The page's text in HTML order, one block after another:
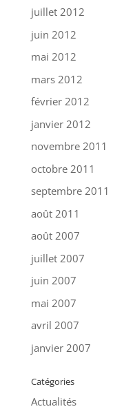
juillet 2012
juin 2012
mai 2012
mars 2012
février 2012
janvier 2012
novembre 2011
octobre 2011
septembre 2011
août 2011
août 2007
juillet 2007
juin 2007
mai 2007
avril 2007
janvier 2007
Catégories
Actualités